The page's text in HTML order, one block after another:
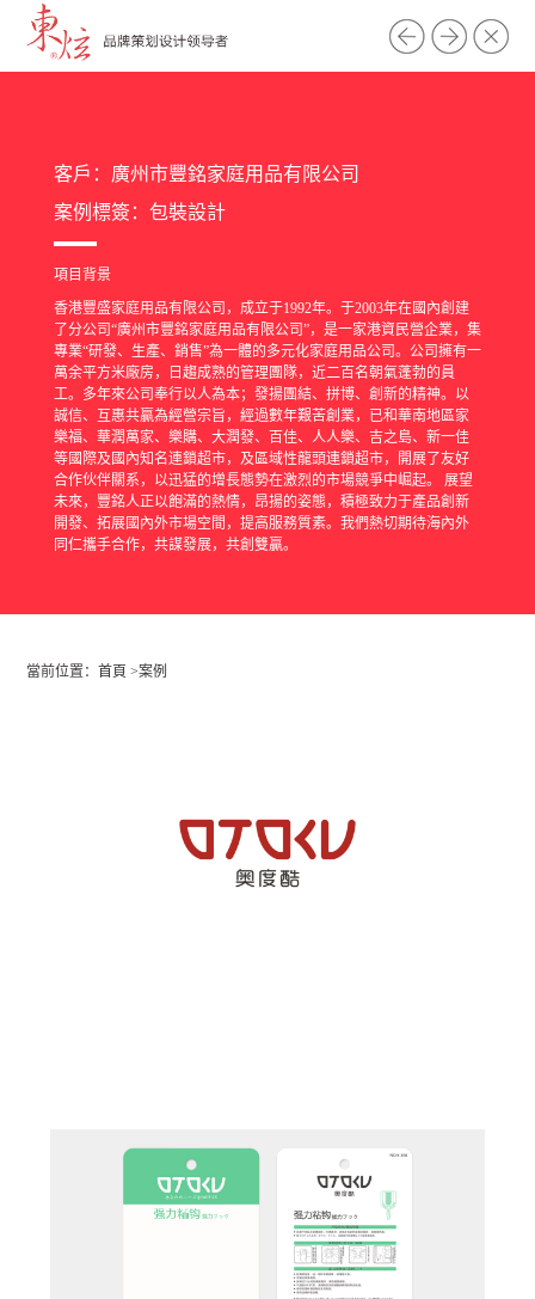
客戶：廣州市豐銘家庭用品有限公司
案例標簽： 包裝設計
項目背景
香港豐盛家庭用品有限公司，成立于1992年。于2003年在國內創建
了分公司“廣州市豐銘家庭用品有限公司”，是一家港資民營企業，集
專業“研發、生產、銷售”為一體的多元化家庭用品公司。公司擁有一
萬余平方米廠房，日趨成熟的管理團隊，近二百名朝氣蓬勃的員
工。多年來公司奉行以人為本；發揚團結、拼博、創新的精神。以
誠信、互惠共贏為經營宗旨，經過數年艱苦創業，已和華南地區家
樂福、華潤萬家、樂購、大潤發、百佳、人人樂、吉之島、新一佳
等國際及國內知名連鎖超市，及區域性龍頭連鎖超市，開展了友好
合作伙伴關系，以迅猛的增長態勢在激烈的市場競爭中崛起。 展望
未來，豐銘人正以飽滿的熱情，昂揚的姿態，積極致力于產品創新
開發、拓展國內外市場空間，提高服務質素。我們熱切期待海內外
同仁攜手合作，共謀發展，共創雙贏。
當前位置：首頁 >案例